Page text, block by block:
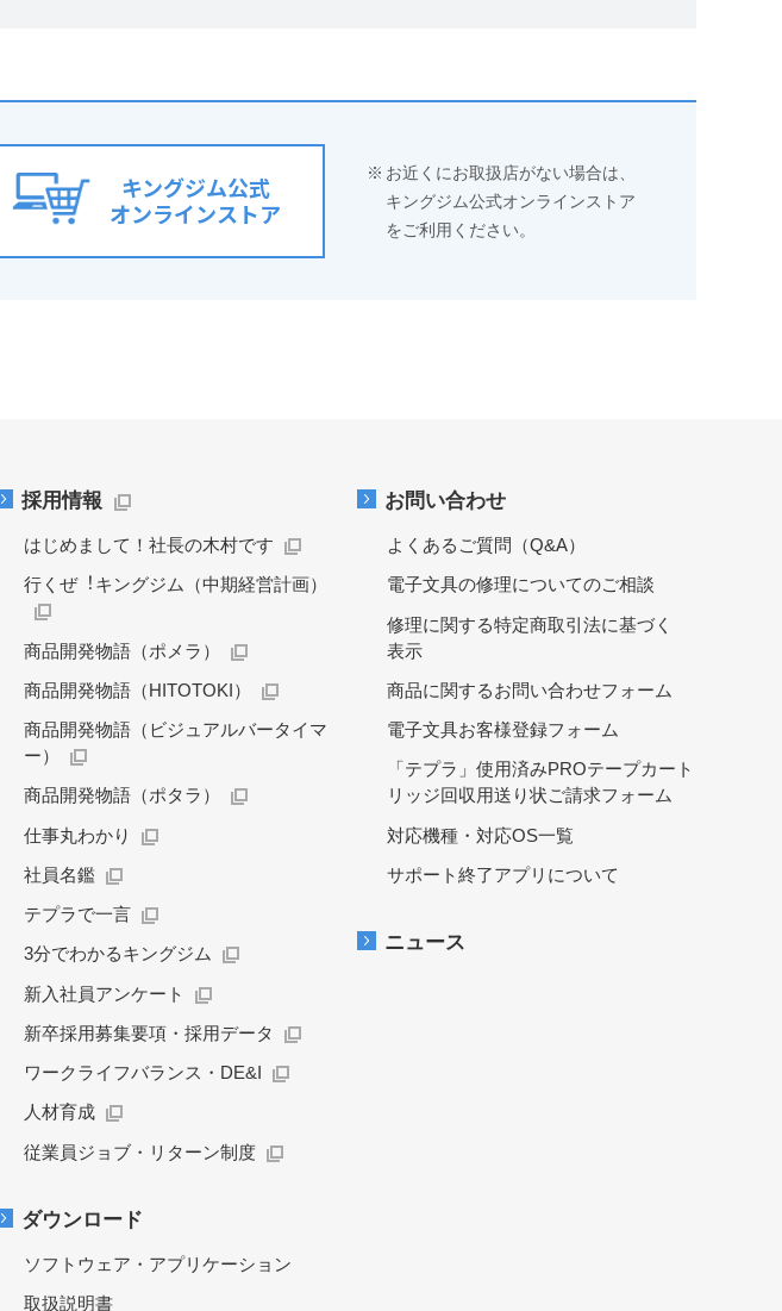
キングジム公式
オンラインストア
※ お近くにお取扱店がない場合は、
キングジム公式オンラインストア
をご利用ください。
採用情報
はじめまして！社長の木村です
行くぜ︕キングジム（中期経営計画）
商品開発物語（ポメラ）
商品開発物語（HITOTOKI）
商品開発物語（ビジュアルバータイマ
ー）
商品開発物語（ポタラ）
仕事丸わかり
社員名鑑
テプラで一言
3分でわかるキングジム
新入社員アンケート
新卒採用募集要項・採用データ
ワークライフバランス・DE&I
人材育成
従業員ジョブ・リターン制度
ダウンロード
ソフトウェア・アプリケーション
取扱説明書
お問い合わせ
よくあるご質問（Q&A）
電子文具の修理についてのご相談
修理に関する特定商取引法に基づく
表示
商品に関するお問い合わせフォーム
電子文具お客様登録フォーム
「テプラ」使用済みPROテープカート
リッジ回収用送り状ご請求フォーム
対応機種・対応OS一覧
サポート終了アプリについて
ニュース